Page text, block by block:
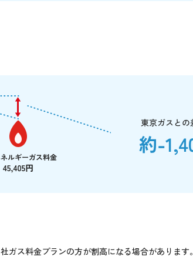
ス料金プランの方が割高になる場合があります。